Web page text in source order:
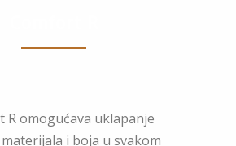
R omogućava uklapanje
i boja u svakom